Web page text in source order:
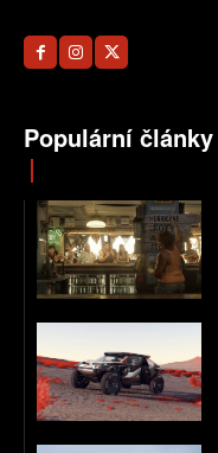
Populární články